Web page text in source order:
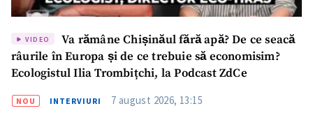
VIDEO
Va rămâne Chișinăul fără apă? De ce seacă
râurile în Europa și de ce trebuie să economisim?
Ecologistul Ilia Trombițchi, la Podcast ZdCe
NOU INTERVIURI 7 august 2026, 13:15